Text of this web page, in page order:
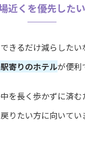
近くを優先した
きるだけ減らしたい
寄りのホテルが便利
を長く歩かずに済む
りたい方に向いてい